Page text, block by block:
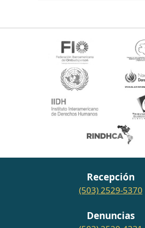
Recepción
(503) 2529-5370
Denuncias